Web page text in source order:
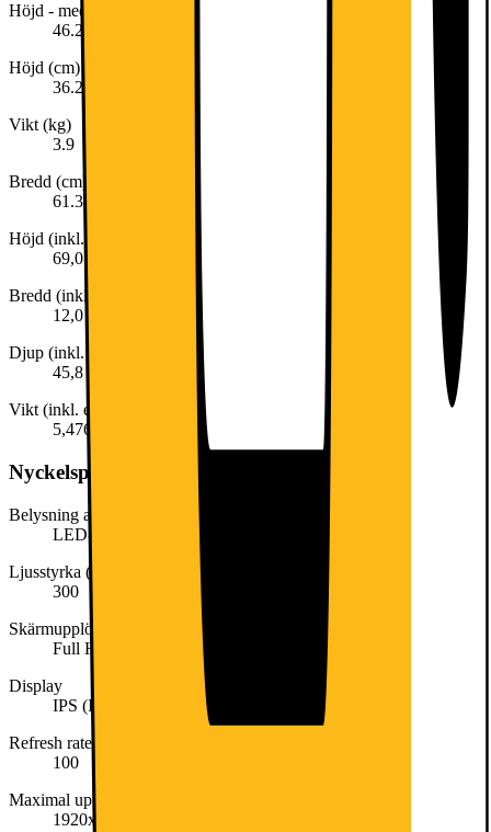
Höjd - med stativ (cm)
46.26
Höjd (cm)
36.25
Vikt (kg)
3.9
Bredd (cm)
61.35
Höjd (inkl. emballage)
69,0 cm
Bredd (inkl. emballage)
12,0 cm
Djup (inkl. emballage)
45,8 cm
Vikt (inkl. emballage)
5,476 kg
Nyckelspecifikation
Belysning av skärm
LED-bakbelyst
Ljusstyrka (Nit)
300
Skärmupplösning
Full HD (1080p)
Display
IPS (In-Plane Switching)
Refresh rate (Hz)
100
Maximal upplösning
1920x1080